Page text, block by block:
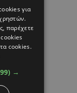
για
παρέχετε
cookies.
→